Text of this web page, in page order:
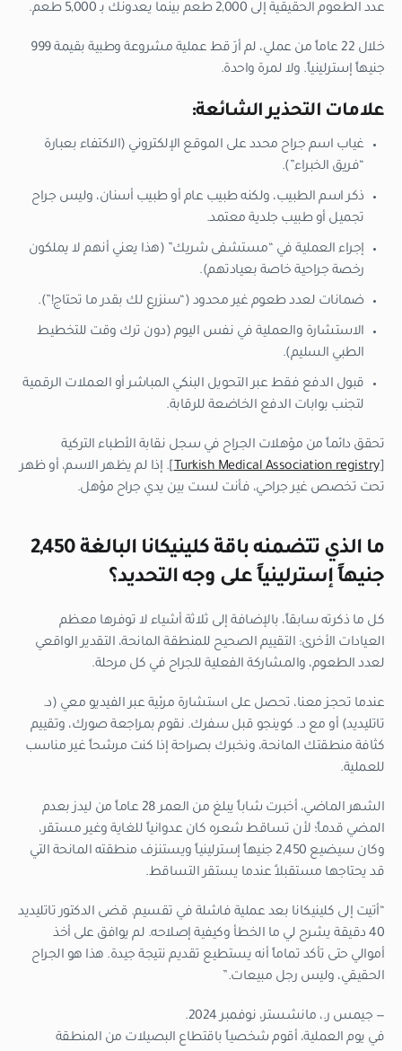
عدد الطعوم الحقيقية إلى 2,000 طعم بينما يعدونك بـ 5,000 طعم.
خلال 22 عاماً من عملي، لم أرَ قط عملية مشروعة وطبية بقيمة 999
جنيهاً إسترلينياً. ولا لمرة واحدة.
علامات التحذير الشائعة:
غياب اسم جراح محدد على الموقع الإلكتروني (الاكتفاء بعبارة
“فريق الخبراء”).
ذكر اسم الطبيب، ولكنه طبيب عام أو طبيب أسنان، وليس جراح
تجميل أو طبيب جلدية معتمد.
إجراء العملية في “مستشفى شريك” (هذا يعني أنهم لا يملكون
رخصة جراحية خاصة بعيادتهم).
ضمانات لعدد طعوم غير محدود (“سنزرع لك بقدر ما تحتاج!”).
الاستشارة والعملية في نفس اليوم (دون ترك وقت للتخطيط
الطبي السليم).
قبول الدفع فقط عبر التحويل البنكي المباشر أو العملات الرقمية
لتجنب بوابات الدفع الخاضعة للرقابة.
تحقق دائماً من مؤهلات الجراح في سجل نقابة الأطباء التركية
[
Turkish Medical Association registry]. إذا لم يظهر الاسم، أو ظهر
تحت تخصص غير جراحي، فأنت لست بين يدي جراح مؤهل.
ما الذي تتضمنه باقة كلينيكانا البالغة 2,450
جنيهاً إسترلينياً على وجه التحديد؟
كل ما ذكرته سابقاً، بالإضافة إلى ثلاثة أشياء لا توفرها معظم
العيادات الأخرى: التقييم الصحيح للمنطقة المانحة، التقدير الواقعي
لعدد الطعوم، والمشاركة الفعلية للجراح في كل مرحلة.
عندما تحجز معنا، تحصل على استشارة مرئية عبر الفيديو معي (د.
تاتليديد) أو مع د. كوينجو قبل سفرك. نقوم بمراجعة صورك، وتقييم
كثافة منطقتك المانحة، ونخبرك بصراحة إذا كنت مرشحاً غير مناسب
للعملية.
الشهر الماضي، أخبرت شاباً يبلغ من العمر 28 عاماً من ليدز بعدم
المضي قدماً؛ لأن تساقط شعره كان عدوانياً للغاية وغير مستقر،
وكان سيضيع 2,450 جنيهاً إسترلينياً ويستنزف منطقته المانحة التي
قد يحتاجها مستقبلاً عندما يستقر التساقط.
“أتيت إلى كلينيكانا بعد عملية فاشلة في تقسيم. قضى الدكتور تاتليديد
40 دقيقة يشرح لي ما الخطأ وكيفية إصلاحه. لم يوافق على أخذ
أموالي حتى تأكد تماماً أنه يستطيع تقديم نتيجة جيدة. هذا هو الجراح
الحقيقي، وليس رجل مبيعات.”
— جيمس ر.، مانشستر، نوفمبر 2024.
في يوم العملية، أقوم شخصياً باقتطاع البصيلات من المنطقة